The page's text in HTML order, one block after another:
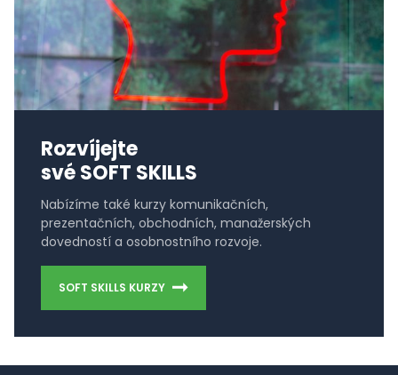
Rozvíjejte
své SOFT SKILLS
Nabízíme také kurzy komunikačních,
prezentačních, obchodních, manažerských
dovedností a osobnostního rozvoje.
SOFT SKILLS KURZY